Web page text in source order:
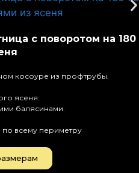
с поворотом на 180
косоуре из профтрубы.
ясеня.
балясинами.
всему периметру